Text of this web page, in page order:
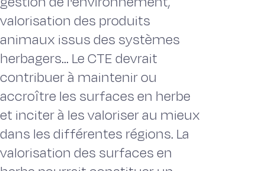
valorisation des produits
animaux issus des systèmes
herbagers... Le CTE devrait
contribuer à maintenir ou
accroître les surfaces en herbe
et inciter à les valoriser au mieux
dans les différentes régions. La
valorisation des surfaces en